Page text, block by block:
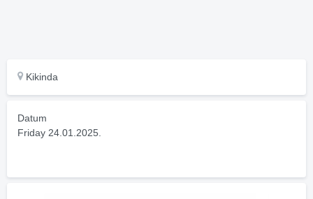
Kikinda
Datum
Friday 24.01.2025.